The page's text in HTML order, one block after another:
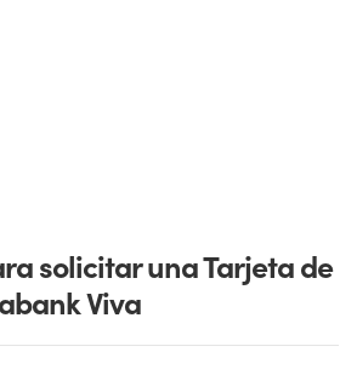
solicitar una Tarjeta de
Viva